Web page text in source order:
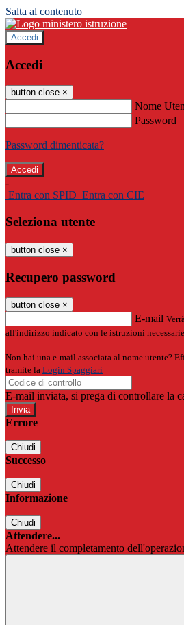
Salta al contenuto
Accedi
Accedi
button close ×
Nome
Password
Password dimenticata?
-
Entra con SPID Entra con CIE
Seleziona utente
button close ×
Recupero password
button close ×
E-mail
all'indirizzo indicato con le istruzioni
Non hai una e-mail associata al nome utente?
tramite la Login Spaggiari
E-mail inviata, si prega di controllare la
Errore
Chiudi
Successo
Chiudi
Informazione
Chiudi
Attendere...
Attendere il completamento